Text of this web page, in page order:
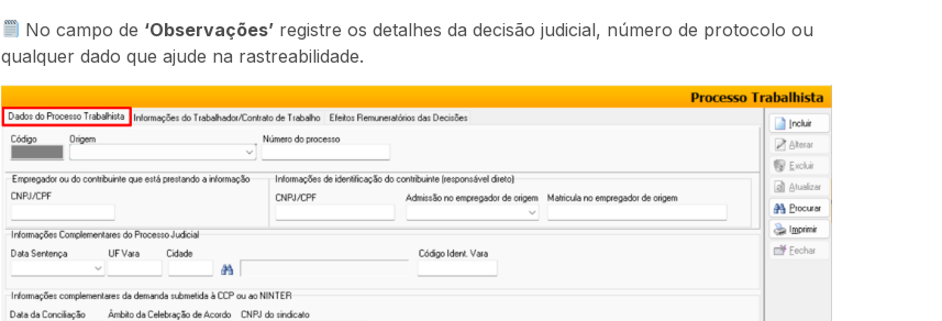
No campo de ‘Observações’ registre os detalhes da decisão judicial, número de protocolo ou
qualquer dado que ajude na rastreabilidade.